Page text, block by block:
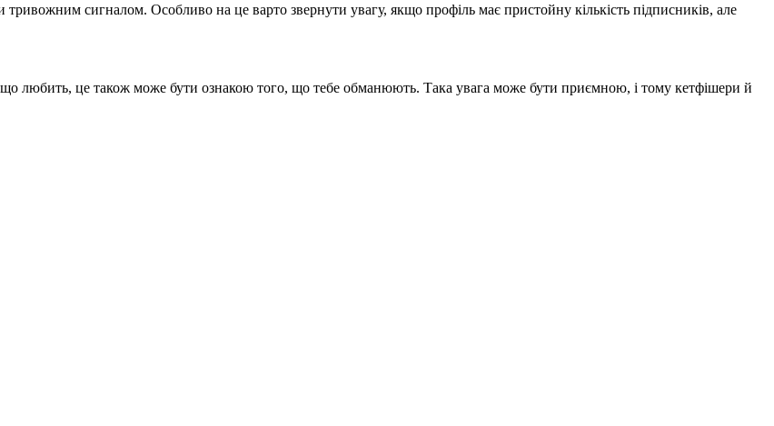
сигналом. Особливо на це варто звернути увагу, якщо профіль має пристойну кількість підписників, але
любить, це також може бути ознакою того, що тебе обманюють. Така увага може бути приємною, і тому кетфішери й